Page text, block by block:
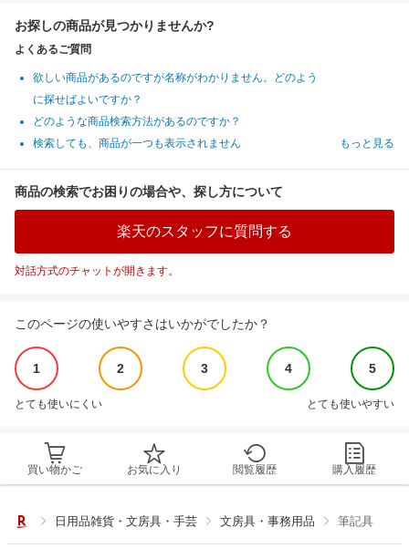
お探しの商品が見つかりませんか?
よくあるご質問
欲しい商品があるのですが名称がわかりません。どのよう
に探せばよいですか？
どのような商品検索方法があるのですか？
検索しても、商品が一つも表示されません
もっと見る
商品の検索でお困りの場合や、探し方について
楽天のスタッフに質問する
対話方式のチャットが開きます。
このページの使いやすさはいかがでしたか？
1 2 3 4 5
とても使いにくい とても使いやすい
買い物かご お気に入り 閲覧履歴 購入履歴
日用品雑貨・文房具・手芸 文房具・事務用品 筆記具